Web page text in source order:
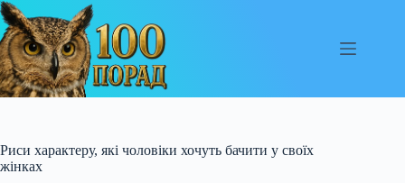
Перейти
до
вмісту
Риси характеру, які чоловіки хочуть бачити у своїх
жінках